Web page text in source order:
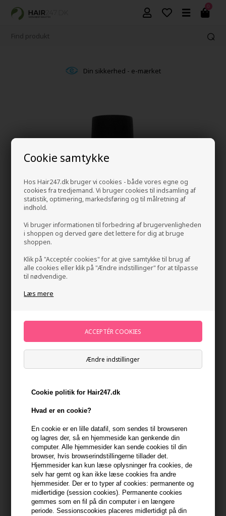
Cookie samtykke
Hos Hair247.dk bruger vi cookies - både vores egne og
cookies fra tredjemand. Vi bruger cookies til indsamling af
statistik, optimering, markedsføring og til målretning af
indhold.
Vi bruger informationen til forbedring af brugervenligheden
i shoppen og derved gøre det lettere for dig at bruge
shoppen.
Klik på "Acceptér cookies" for at give samtykke til brug af
alle cookies eller klik på "Ændre indstillinger" for at tilpasse
til nødvendige.
Læs mere
Ændre indstillinger
Cookie politik for Hair247.dk
Hvad er en cookie?
En cookie er en lille datafil, som sendes til browseren
og lagres der, så en hjemmeside kan genkende din
computer. Alle hjemmesider kan sende cookies til din
browser, hvis browserindstillingerne tillader det.
Hjemmesider kan kun læse oplysninger fra cookies, de
selv har gemt og kan ikke læse cookies fra andre
hjemmesider. Der er to typer af cookies: permanente og
midlertidige (session cookies). Permanente cookies
gemmes som en fil på din computer i en længere
periode. Sessionscookies placeres midlertidigt på din
0
Din sikkerhed - e-mærket
Uppercut Deluxe Salt Spray 150ml
Mærker Uppercut Deluxe
På lager- Leveringstid 1-2 dage
Du får 6 DKK til dit næste køb når du køber denne vare -Vis
min konto
399,10 DKK FRA GRATIS FRAGT